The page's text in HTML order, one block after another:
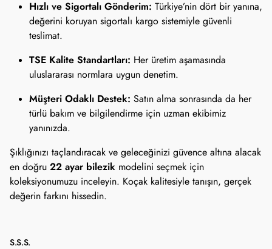
Hızlı ve Sigortalı Gönderim: Türkiye’nin dört bir yanına,
değerini koruyan sigortalı kargo sistemiyle güvenli
teslimat.
TSE Kalite Standartları: Her üretim aşamasında
uluslararası normlara uygun denetim.
Müşteri Odaklı Destek: Satın alma sonrasında da her
türlü bakım ve bilgilendirme için uzman ekibimiz
yanınızda.
Şıklığınızı taçlandıracak ve geleceğinizi güvence altına alacak
en doğru 22 ayar bilezik modelini seçmek için
koleksiyonumuzu inceleyin. Koçak kalitesiyle tanışın, gerçek
değerin farkını hissedin.
S.S.S.